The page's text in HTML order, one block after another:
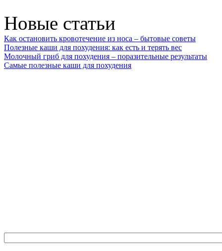
Новые статьи
Как остановить кровотечение из носа – бытовые советы
Полезные каши для похудения: как есть и терять вес
Молочный гриб для похудения – поразительные результаты
Самые полезные каши для похудения